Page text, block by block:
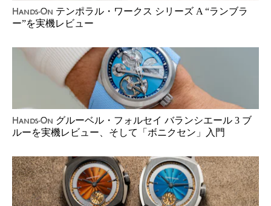
Hands-On テンポラル・ワークス シリーズ A “ランブラ
ー”を実機レビュー
Hands-On グルーベル・フォルセイ バランシエール 3 ブ
ルーを実機レビュー、そして「ボニクセン」入門